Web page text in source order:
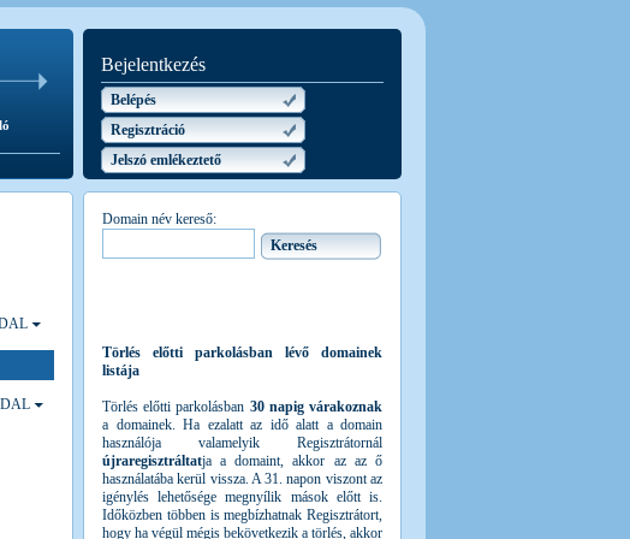
Bejelentkezés
Belépés
Regisztráció
Jelszó emlékeztető
Domain név kereső:
Törlés előtti parkolásban lévő domainek
listája
Törlés előtti parkolásban 30 napig várakoznak
a domainek. Ha ezalatt az idő alatt a domain
használója valamelyik Regisztrátornál
újraregisztráltatja a domaint, akkor az az ő
használatába kerül vissza. A 31. napon viszont az
igénylés lehetősége megnyílik mások előtt is.
Időközben többen is megbízhatnak Regisztrátort,
hogy ha végül mégis bekövetkezik a törlés, akkor